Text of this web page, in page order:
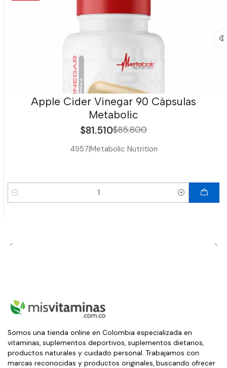
Apple Cider Vinegar 90 Cápsulas
Metabolic
$81.510$85.800
4957|Metabolic Nutrition
Cantidad
Somos una tienda online en Colombia especializada en
vitaminas, suplementos deportivos, suplementos dietarios,
productos naturales y cuidado personal. Trabajamos con
marcas reconocidas y productos originales, buscando ofrecer